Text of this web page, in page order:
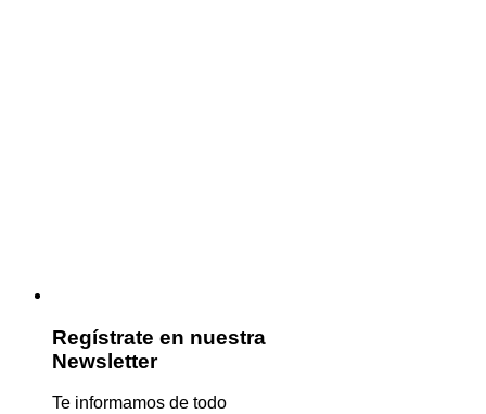
Regístrate en nuestra
Newsletter
Te informamos de todo